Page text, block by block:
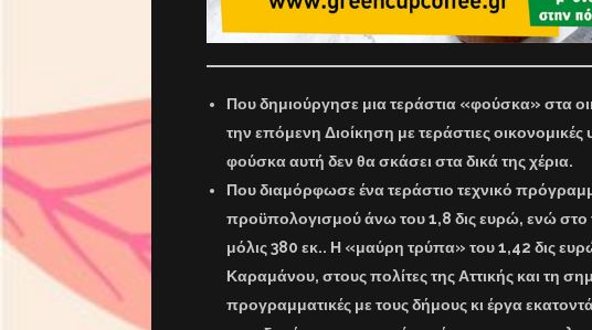
Που δημιούργησε μια τεράστια «φούσκα» στα
την επόμενη Διοίκηση με τεράστιες
φούσκα αυτή δεν θα σκάσει στα δικά της χέρια.
Που διαμόρφωσε ένα τεράστιο τεχνικό
προϋπολογισμού άνω του 1,8 δις ευρώ, ενώ στο
μόλις 380 εκ.. Η «μαύρη τρύπα» του 1,42 δις
Καραμάνου, στους πολίτες της Αττικής και τη
προγραμματικές με τους δήμους κι έργα